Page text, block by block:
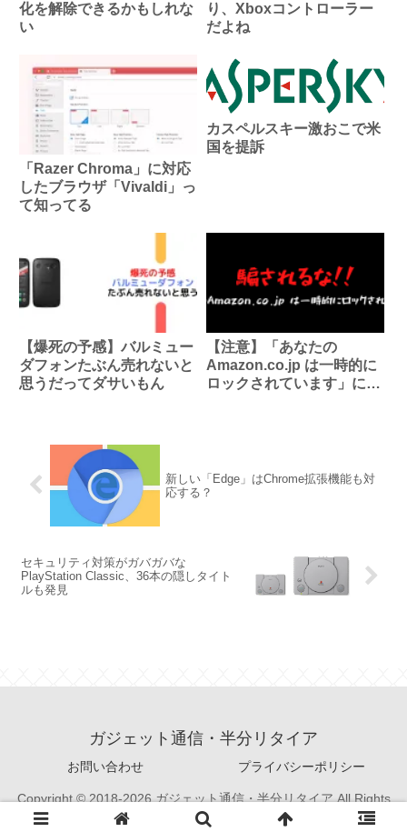
化を解除できるかもしれな
い
り、Xboxコントローラー
だよね
「Razer Chroma」に対応
したブラウザ「Vivaldi」っ
て知ってる
カスペルスキー激おこで米
国を提訴
【爆死の予感】バルミュー
ダフォンたぶん売れないと
思うだってダサいもん
【注意】「あなたの
Amazon.co.jp は一時的に
ロックされています」に騙
新しい「Edge」はChrome拡張機能も対
応する？
セキュリティ対策がガバガバな
PlayStation Classic、36本の隠しタイト
ルも発見
ガジェット通信・半分リタイア
お問い合わせ プライバシーポリシー
Copyright © 2018-2026 ガジェット通信・半分リタイア All Rights
Reserved.